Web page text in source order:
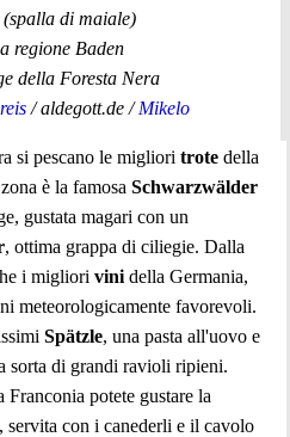
(spalla di maiale)
regione Baden
della Foresta Nera
/ aldegott.de /Mikelo
si pescano le migliori trote della
è la famosa Schwarzwälder
gustata magari con un
, ottima grappa di ciliegie. Dalla
i migliori vini della Germania,
meteorologicamente favorevoli.
Spätzle, una pasta all'uovo e
sorta di grandi ravioli ripieni.
potete gustare la
servita con i canederli e il cavolo